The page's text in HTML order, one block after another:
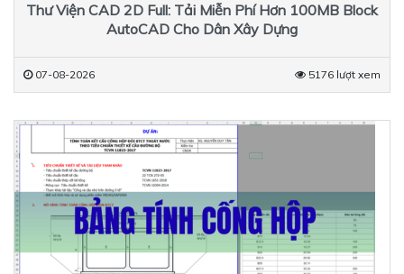
Thư Viện CAD 2D Full: Tải Miễn Phí Hơn 100MB Block
AutoCAD Cho Dân Xây Dựng
07-08-2026 5176 lượt xem